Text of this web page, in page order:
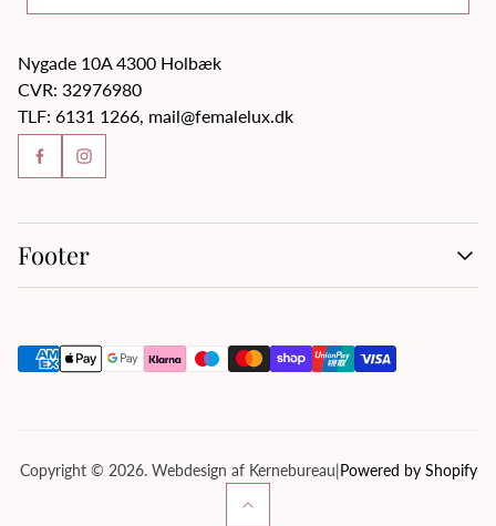
Nygade 10A 4300 Holbæk
CVR: 32976980
TLF: 6131 1266, mail@femalelux.dk
Footer
Om os
Copyright © 2026. Webdesign af Kernebureau|Powered by Shopify